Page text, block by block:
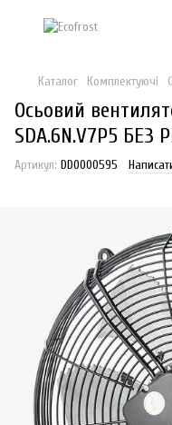
Каталог Комплектуючі
Осьовий
SDА.6N.V7P5 БЕЗ
Артикул: DD0000595